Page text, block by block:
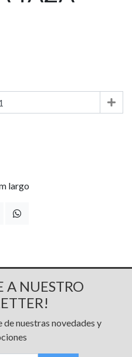
largo
A NUESTRO
nuestras novedades y